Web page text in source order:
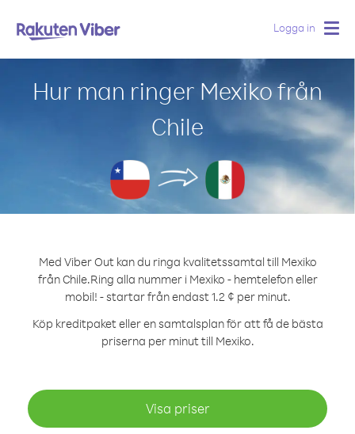
Logga in
Hur man ringer Mexiko från
Chile
Med Viber Out kan du ringa kvalitetssamtal till Mexiko
från Chile.Ring alla nummer i Mexiko - hemtelefon eller
mobil! - startar från endast 1.2 ¢ per minut.
Köp kreditpaket eller en samtalsplan för att få de bästa
priserna per minut till Mexiko.
Visa priser